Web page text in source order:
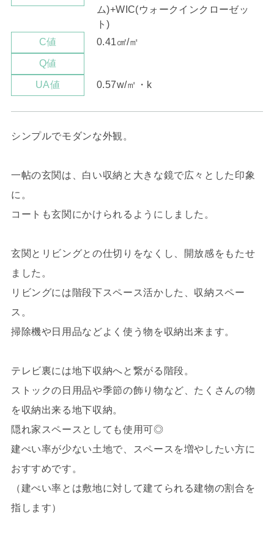
ム)+WIC(ウォークインクローゼッ
ト)
C値
0.41㎠/㎡
Q値
UA値 0.57w/㎡・k
シンプルでモダンな外観。
一帖の玄関は、白い収納と大きな鏡で広々とした印象
に。
コートも玄関にかけられるようにしました。
玄関とリビングとの仕切りをなくし、開放感をもたせ
ました。
リビングには階段下スペース活かした、収納スペー
ス。
掃除機や日用品などよく使う物を収納出来ます。
テレビ裏には地下収納へと繋がる階段。
ストックの日用品や季節の飾り物など、たくさんの物
を収納出来る地下収納。
隠れ家スペースとしても使用可◎
建ぺい率が少ない土地で、スペースを増やしたい方に
おすすめです。
（建ぺい率とは敷地に対して建てられる建物の割合を
指します）